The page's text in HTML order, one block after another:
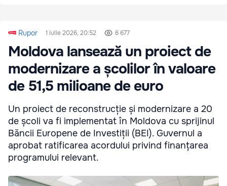
Rupor 1 iulie 2026, 20:52 6 677
Moldova lansează un proiect de
modernizare a școlilor în valoare
de 51,5 milioane de euro
Un proiect de reconstrucție și modernizare a 20
de școli va fi implementat în Moldova cu sprijinul
Băncii Europene de Investiții (BEI). Guvernul a
aprobat ratificarea acordului privind finanțarea
programului relevant.